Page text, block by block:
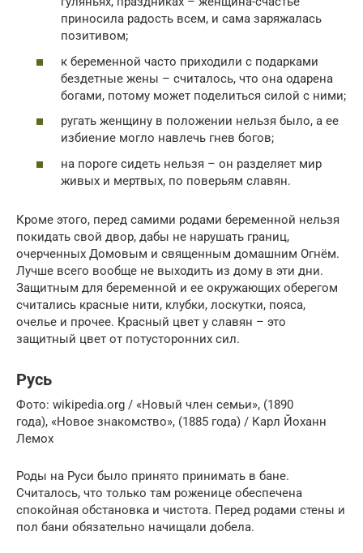
приносила радость всем, и сама заряжалась
позитивом;
к беременной часто приходили с подарками
бездетные жены – считалось, что она одарена
богами, потому может поделиться силой с ними;
ругать женщину в положении нельзя было, а ее
избиение могло навлечь гнев богов;
на пороге сидеть нельзя – он разделяет мир
живых и мертвых, по поверьям славян.
Кроме этого, перед самими родами беременной нельзя
покидать свой двор, дабы не нарушать границ,
очерченных Домовым и священным домашним Огнём.
Лучше всего вообще не выходить из дому в эти дни.
Защитным для беременной и ее окружающих оберегом
считались красные нити, клубки, лоскутки, пояса,
очелье и прочее. Красный цвет у славян – это
защитный цвет от потусторонних сил.
Русь
Фото: wikipedia.org / «Новый член семьи», (1890
года), «Новое знакомство», (1885 года) / Карл Йоханн
Лемох
Роды на Руси было принято принимать в бане.
Считалось, что только там роженице обеспечена
спокойная обстановка и чистота. Перед родами стены и
пол бани обязательно начищали добела.